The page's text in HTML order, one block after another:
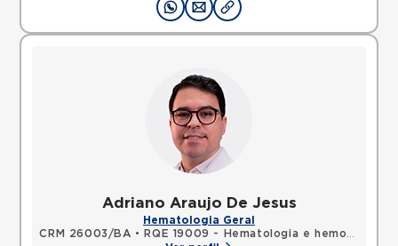
Adriano Araujo De Jesus
Hematologia Geral
CRM 26003/BA •
RQE 19009 - Hematologia e hemoterapia